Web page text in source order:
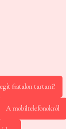
fiatalon tartani?
A mobiltelefonokról